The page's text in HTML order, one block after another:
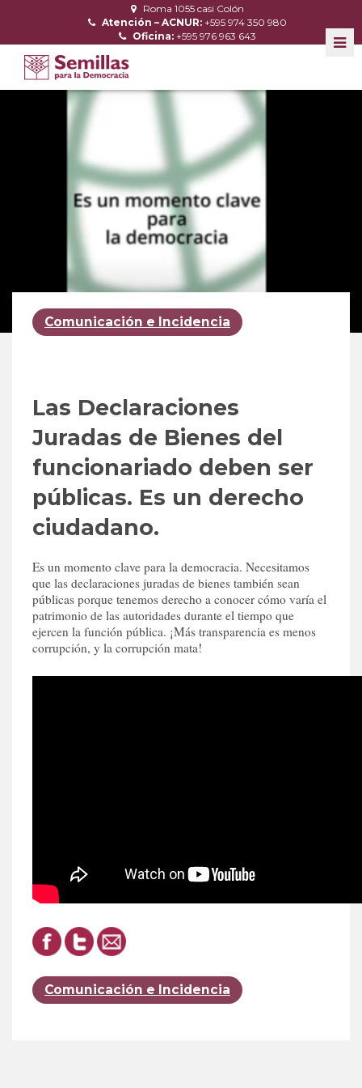
Roma 1055 casi Colón
Atención – ACNUR: +595 974 350 980
Oficina: +595 976 963 643
Comunicación e Incidencia
Las Declaraciones
Juradas de Bienes del
funcionariado deben ser
públicas. Es un derecho
ciudadano.
Es un momento clave para la democracia. Necesitamos
que las declaraciones juradas de bienes también sean
públicas porque tenemos derecho a conocer cómo varía el
patrimonio de las autoridades durante el tiempo que
ejercen la función pública. ¡Más transparencia es menos
corrupción, y la corrupción mata!
Comunicación e Incidencia